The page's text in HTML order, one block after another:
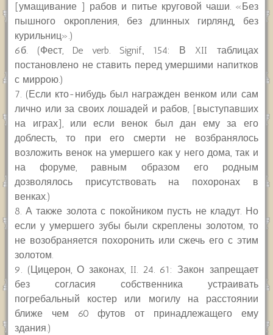
[умащивание ] рабов и питье круговой чаши. «Без
пышного окропления, без длинных гирлянд, без
курильниц».)
6б. (Фест, De verb. Signif., 154: В XII таблицах
постановлено не ставить перед умершими напитков
с миррою.)
7. (Если кто-нибудь был награжден венком или сам
лично или за своих лошадей и рабов, [выступавших
на играх], или если венок был дан ему за его
доблесть, то при его смерти не возбранялось
возложить венок на умершего как у него дома, так и
на форуме, равным образом его родным
дозволялось присутствовать на похоронах в
венках.)
8. А также золота с покойником пусть не кладут. Но
если у умершего зубы были скреплены золотом, то
не возобраняется похоронить или сжечь его с этим
золотом.
9. (Цицерон, О законах, II. 24. 61: Закон запрещает
без согласия собственника устраивать
погребальный костер или могилу на расстоянии
ближе чем 60 футов от принадлежащего ему
здания.)